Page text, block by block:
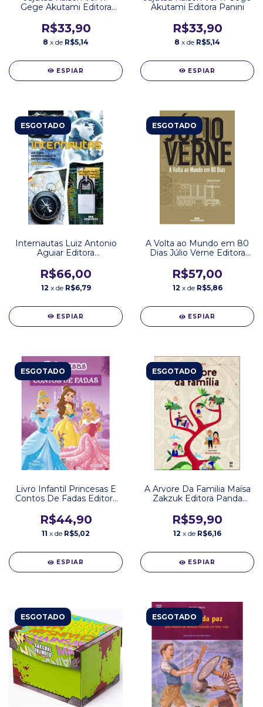
Gege Akutami Editora
R$33,90
8 x de R$5,14
ESPIAR
Akutami Editora Panini
R$33,90
8 x de R$5,14
ESPIAR
ESGOTADO
Internautas Luiz Antonio
Aguiar Editora
R$66,00
12 x de R$6,79
ESPIAR
ESGOTADO
A Volta ao Mundo em 80
Dias Júlio Verne Editora
R$57,00
12 x de R$5,86
ESPIAR
ESGOTADO
Livro Infantil Princesas E
Contos De Fadas Editora
R$44,90
11 x de R$5,02
ESPIAR
ESGOTADO
A Arvore Da Familia Maísa
Zakzuk Editora Panda
R$59,90
12 x de R$6,16
ESPIAR
ESGOTADO ESGOTADO